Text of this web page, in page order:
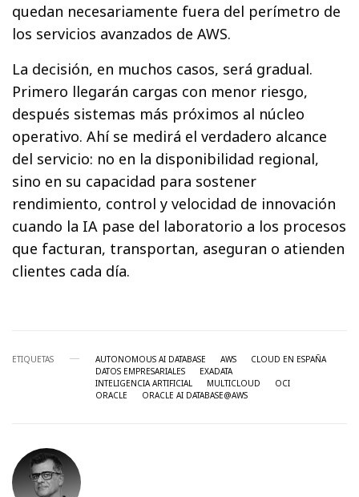
quedan necesariamente fuera del perímetro de
los servicios avanzados de AWS.
La decisión, en muchos casos, será gradual.
Primero llegarán cargas con menor riesgo,
después sistemas más próximos al núcleo
operativo. Ahí se medirá el verdadero alcance
del servicio: no en la disponibilidad regional,
sino en su capacidad para sostener
rendimiento, control y velocidad de innovación
cuando la IA pase del laboratorio a los procesos
que facturan, transportan, aseguran o atienden
clientes cada día.
ETIQUETAS AUTONOMOUS AI DATABASE AWS
CLOUD EN ESPAÑA
DATOS EMPRESARIALES
EXADATA
INTELIGENCIA ARTIFICIAL
MULTICLOUD
OCI
ORACLE
ORACLE AI DATABASE@AWS